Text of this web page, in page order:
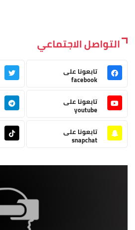
التواصل الاجتماعي
تابعونا على
facebook
تابعونا على
youtube
تابعونا على
snapchat